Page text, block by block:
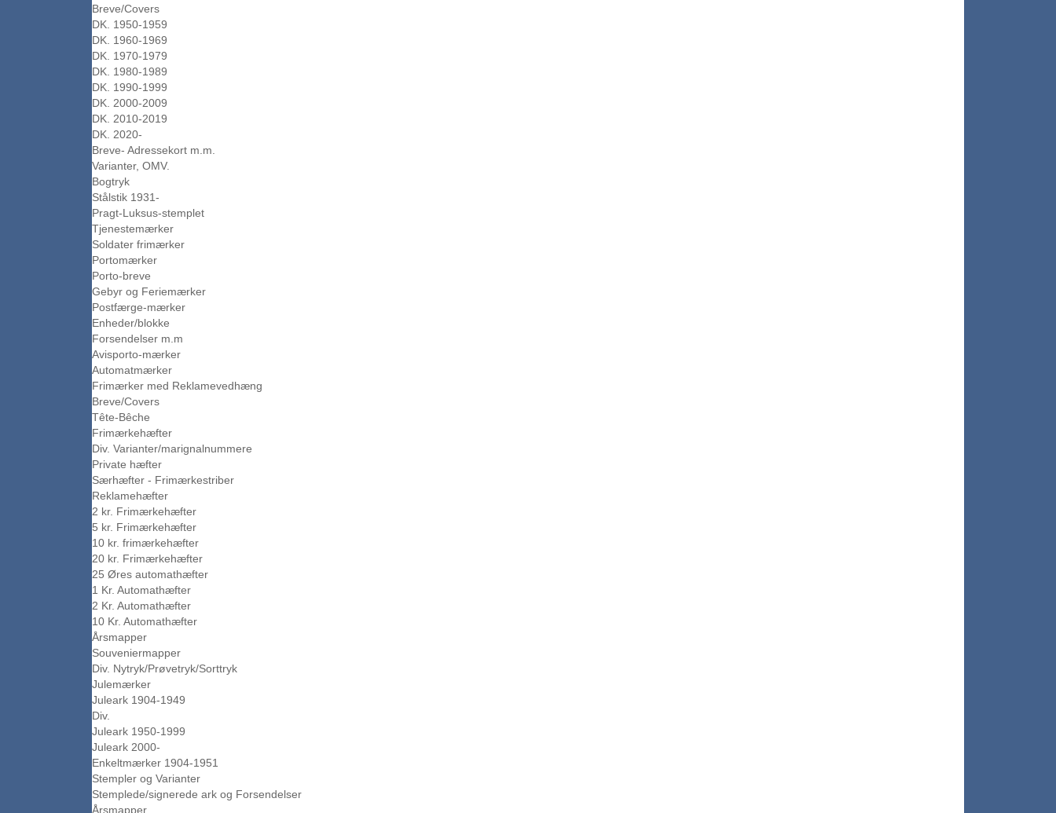
Breve/Covers
DK. 1950-1959
DK. 1960-1969
DK. 1970-1979
DK. 1980-1989
DK. 1990-1999
DK. 2000-2009
DK. 2010-2019
DK. 2020-
Breve- Adressekort m.m.
Varianter, OMV.
Bogtryk
Stålstik 1931-
Pragt-Luksus-stemplet
Tjenestemærker
Soldater frimærker
Portomærker
Porto-breve
Gebyr og Feriemærker
Postfærge-mærker
Enheder/blokke
Forsendelser m.m
Avisporto-mærker
Automatmærker
Frimærker med Reklamevedhæng
Breve/Covers
Tête-Bêche
Frimærkehæfter
Div. Varianter/marignalnummere
Private hæfter
Særhæfter - Frimærkestriber
Reklamehæfter
2 kr. Frimærkehæfter
5 kr. Frimærkehæfter
10 kr. frimærkehæfter
20 kr. Frimærkehæfter
25 Øres automathæfter
1 Kr. Automathæfter
2 Kr. Automathæfter
10 Kr. Automathæfter
Årsmapper
Souveniermapper
Div. Nytryk/Prøvetryk/Sorttryk
Julemærker
Juleark 1904-1949
Div.
Juleark 1950-1999
Juleark 2000-
Enkeltmærker 1904-1951
Stempler og Varianter
Stemplede/signerede ark og Forsendelser
Årsmapper